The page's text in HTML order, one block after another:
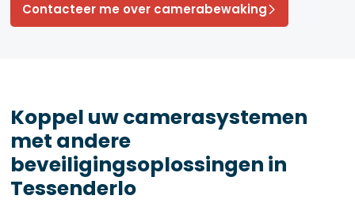
Contacteer me over camerabewaking
Koppel uw camerasystemen
met andere
beveiligingsoplossingen in
Tessenderlo